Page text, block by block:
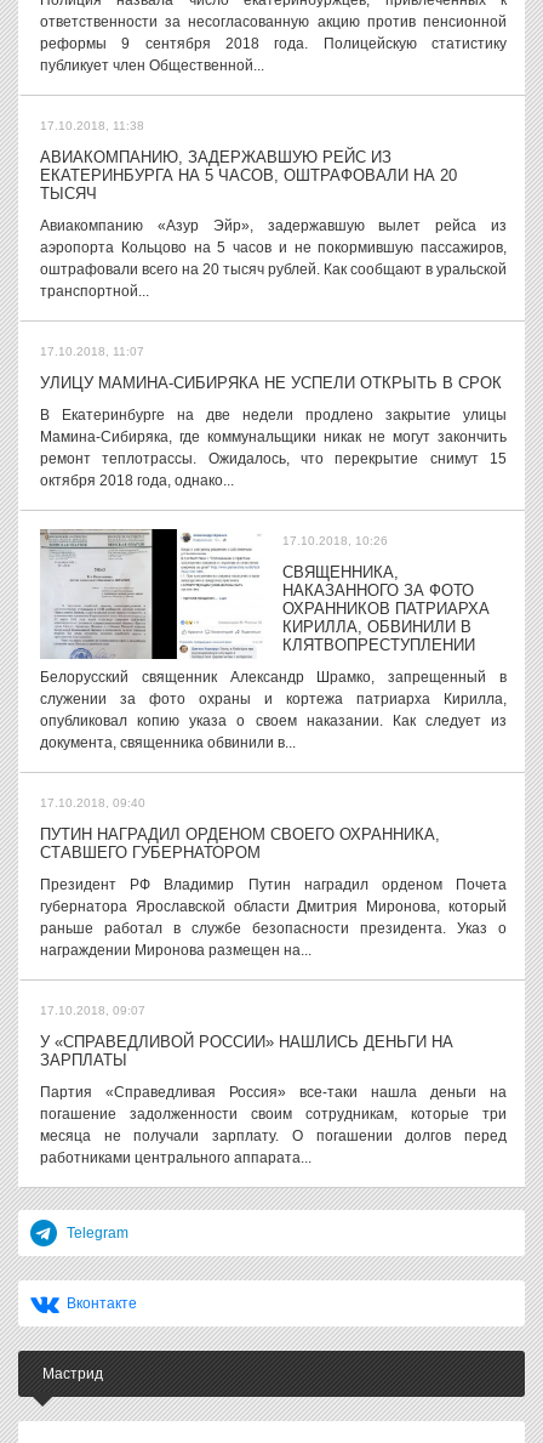
ответственности за несогласованную акцию против пенсионной
реформы 9 сентября 2018 года. Полицейскую статистику
публикует член Общественной...
17.10.2018, 11:38
АВИАКОМПАНИЮ, ЗАДЕРЖАВШУЮ РЕЙС ИЗ
ЕКАТЕРИНБУРГА НА 5 ЧАСОВ, ОШТРАФОВАЛИ НА 20
ТЫСЯЧ
Авиакомпанию «Азур Эйр», задержавшую вылет рейса из
аэропорта Кольцово на 5 часов и не покормившую пассажиров,
оштрафовали всего на 20 тысяч рублей. Как сообщают в уральской
транспортной...
17.10.2018, 11:07
УЛИЦУ МАМИНА-СИБИРЯКА НЕ УСПЕЛИ ОТКРЫТЬ В СРОК
В Екатеринбурге на две недели продлено закрытие улицы
Мамина-Сибиряка, где коммунальщики никак не могут закончить
ремонт теплотрассы. Ожидалось, что перекрытие снимут 15
октября 2018 года, однако...
17.10.2018, 10:26
СВЯЩЕННИКА,
НАКАЗАННОГО ЗА ФОТО
ОХРАННИКОВ ПАТРИАРХА
КИРИЛЛА, ОБВИНИЛИ В
КЛЯТВОПРЕСТУПЛЕНИИ
Белорусский священник Александр Шрамко, запрещенный в
служении за фото охраны и кортежа патриарха Кирилла,
опубликовал копию указа о своем наказании. Как следует из
документа, священника обвинили в...
17.10.2018, 09:40
ПУТИН НАГРАДИЛ ОРДЕНОМ СВОЕГО ОХРАННИКА,
СТАВШЕГО ГУБЕРНАТОРОМ
Президент РФ Владимир Путин наградил орденом Почета
губернатора Ярославской области Дмитрия Миронова, который
раньше работал в службе безопасности президента. Указ о
награждении Миронова размещен на...
17.10.2018, 09:07
У «СПРАВЕДЛИВОЙ РОССИИ» НАШЛИСЬ ДЕНЬГИ НА
ЗАРПЛАТЫ
Партия «Справедливая Россия» все-таки нашла деньги на
погашение задолженности своим сотрудникам, которые три
месяца не получали зарплату. О погашении долгов перед
работниками центрального аппарата...
Telegram
Вконтакте
Мастрид